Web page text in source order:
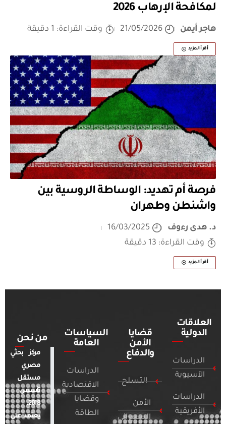
لمكافحة الإرهاب 2026
هاجر أيمن 21/05/2026 وقت القراءة: 1 دقيقة
أقرأ المزيد
فرصة أم تهديد: الوساطة الروسية بين
واشنطن وطهران
د. هدى رءوف
16/03/2025
وقت القراءة: 13 دقيقة
أقرأ المزيد
العلاقات
الدولية
الدراسات
الآسيوية
الدراسات
الأفريقية
قضايا
الأمن
والدفاع
التسلح
الأمن
السيبراني
السياسات
العامة
الدراسات
الاقتصادية
وقضايا
الطاقة
من نحن
مركز بحثي
مصري
مستقل
تأسس
2018.
يعتمد على